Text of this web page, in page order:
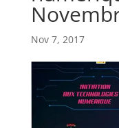
Nov 7, 2017